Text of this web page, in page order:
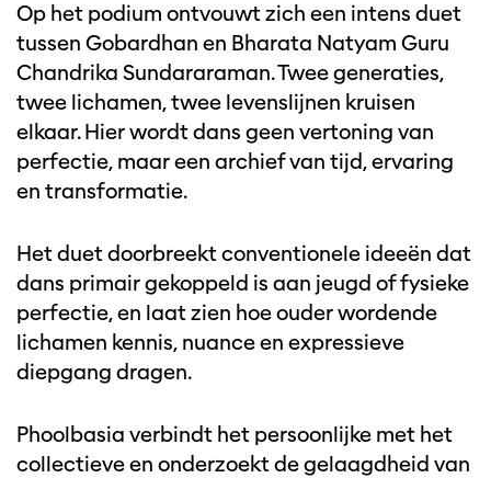
Op het podium ontvouwt zich een intens duet
tussen Gobardhan en Bharata Natyam Guru
Chandrika Sundararaman. Twee generaties,
twee lichamen, twee levenslijnen kruisen
elkaar. Hier wordt dans geen vertoning van
perfectie, maar een archief van tijd, ervaring
en transformatie.
Het duet doorbreekt conventionele ideeën dat
dans primair gekoppeld is aan jeugd of fysieke
perfectie, en laat zien hoe ouder wordende
lichamen kennis, nuance en expressieve
diepgang dragen.
Phoolbasia verbindt het persoonlijke met het
collectieve en onderzoekt de gelaagdheid van